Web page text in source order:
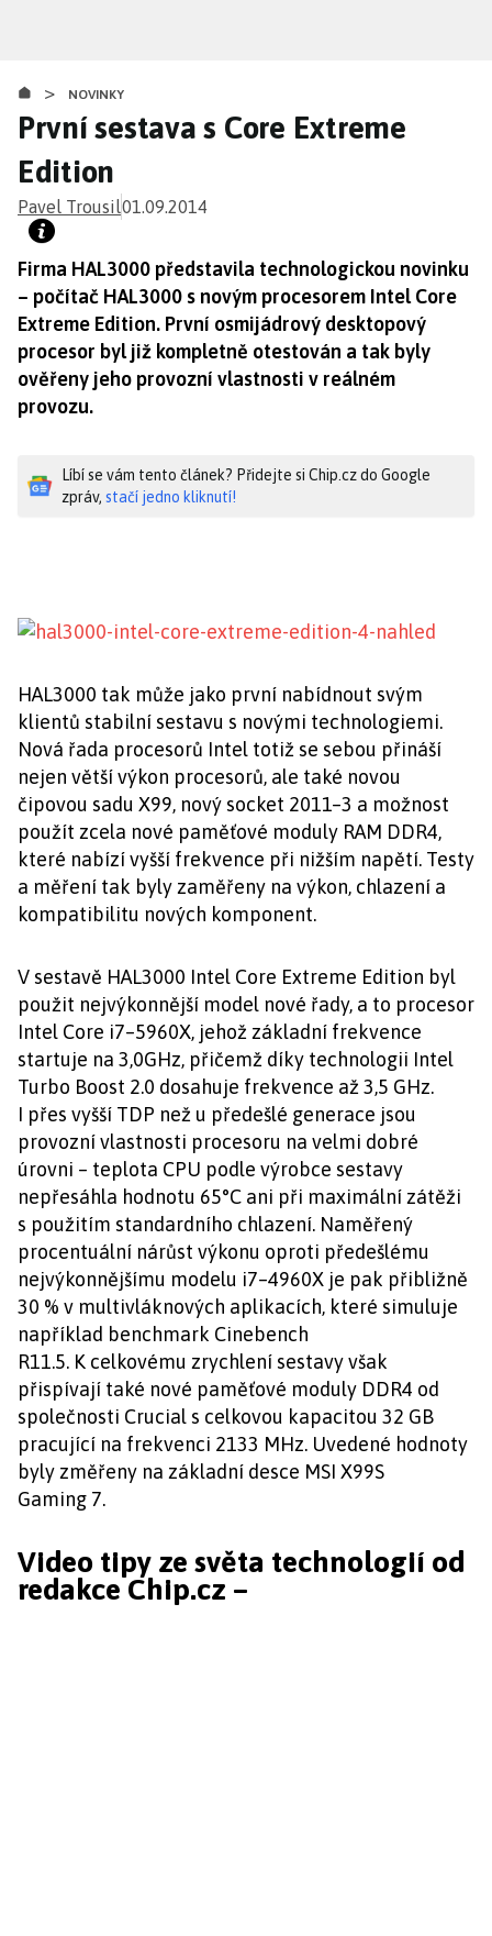
obsahu
> NOVINKY
První sestava s Core Extreme
Edition
Pavel Trousil01.09.2014
Firma HAL3000 představila technologickou novinku
– počítač HAL3000 s novým procesorem Intel Core
Extreme Edition. První osmijádrový desktopový
procesor byl již kompletně otestován a tak byly
ověřeny jeho provozní vlastnosti v reálném
provozu.
Líbí se vám tento článek? Přidejte si Chip.cz do Google
zpráv, stačí jedno kliknutí!
HAL3000 tak může jako první nabídnout svým
klientů stabilní sestavu s novými technologiemi.
Nová řada procesorů Intel totiž se sebou přináší
nejen větší výkon procesorů, ale také novou
čipovou sadu X99, nový socket 2011–3 a možnost
použít zcela nové paměťové moduly RAM DDR4,
které nabízí vyšší frekvence při nižším napětí. Testy
a měření tak byly zaměřeny na výkon, chlazení a
kompatibilitu nových komponent.
V sestavě HAL3000 Intel Core Extreme Edition byl
použit nejvýkonnější model nové řady, a to procesor
Intel Core i7–5960X, jehož základní frekvence
startuje na 3,0GHz, přičemž díky technologii Intel
Turbo Boost 2.0 dosahuje frekvence až 3,5 GHz.
I přes vyšší TDP než u předešlé generace jsou
provozní vlastnosti procesoru na velmi dobré
úrovni – teplota CPU podle výrobce sestavy
nepřesáhla hodnotu 65°C ani při maximální zátěži
s použitím standardního chlazení. Naměřený
procentuální nárůst výkonu oproti předešlému
nejvýkonnějšímu modelu i7–4960X je pak přibližně
30 % v multivláknových aplikacích, které simuluje
například benchmark Cinebench
R11.5. K celkovému zrychlení sestavy však
přispívají také nové paměťové moduly DDR4 od
společnosti Crucial s celkovou kapacitou 32 GB
pracující na frekvenci 2133 MHz. Uvedené hodnoty
byly změřeny na základní desce MSI X99S
Gaming 7.
Video tipy ze světa technologií od
redakce Chip.cz –